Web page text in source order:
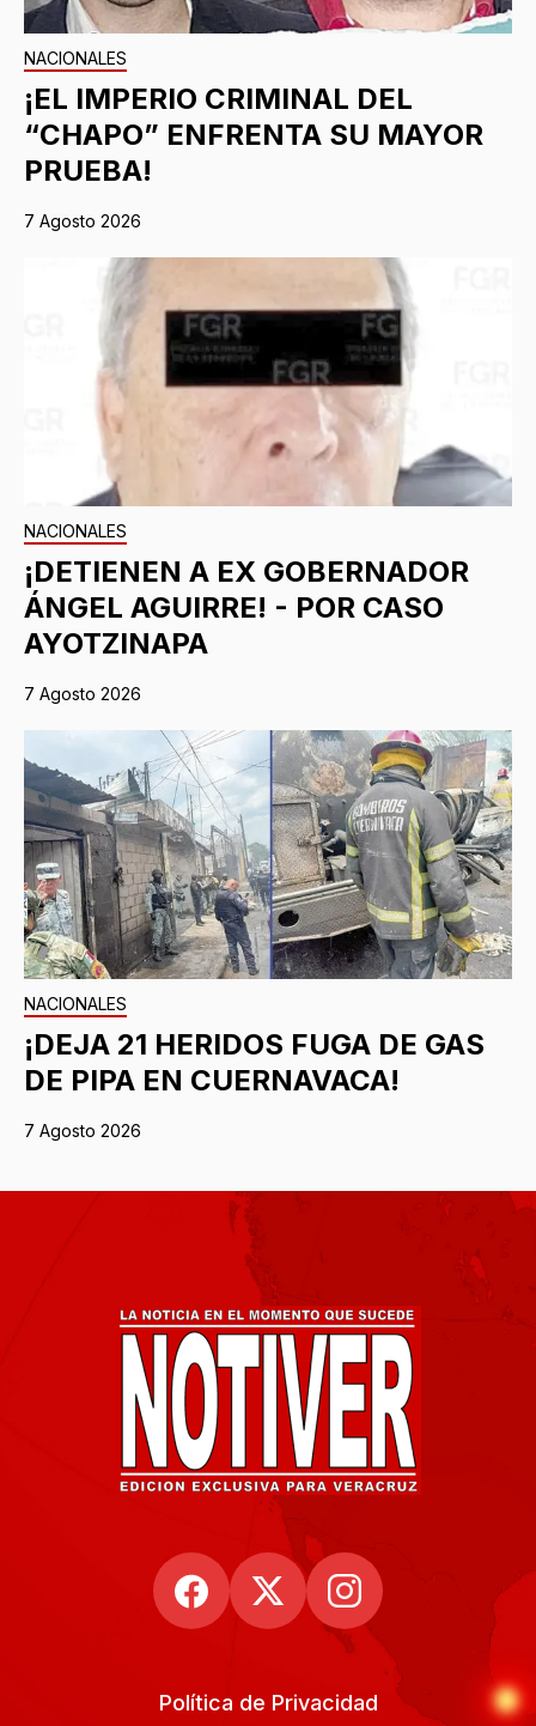
NACIONALES
¡EL IMPERIO CRIMINAL DEL
“CHAPO” ENFRENTA SU MAYOR
PRUEBA!
7 Agosto 2026
NACIONALES
¡DETIENEN A EX GOBERNADOR
ÁNGEL AGUIRRE! - POR CASO
AYOTZINAPA
7 Agosto 2026
NACIONALES
¡DEJA 21 HERIDOS FUGA DE GAS
DE PIPA EN CUERNAVACA!
7 Agosto 2026
Política de Privacidad